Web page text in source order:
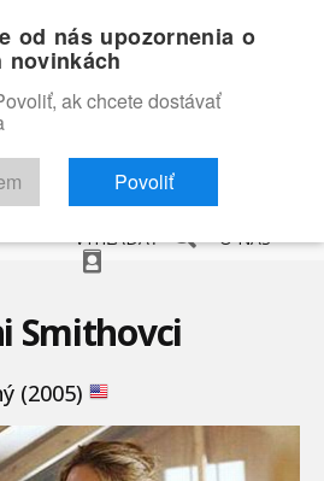
FILMOVÁ DATABÁZA
VYHĽADAŤ O NÁS
Smithovci
(2005)
od nás upozornenia o
ak chcete dostávať
Povoliť